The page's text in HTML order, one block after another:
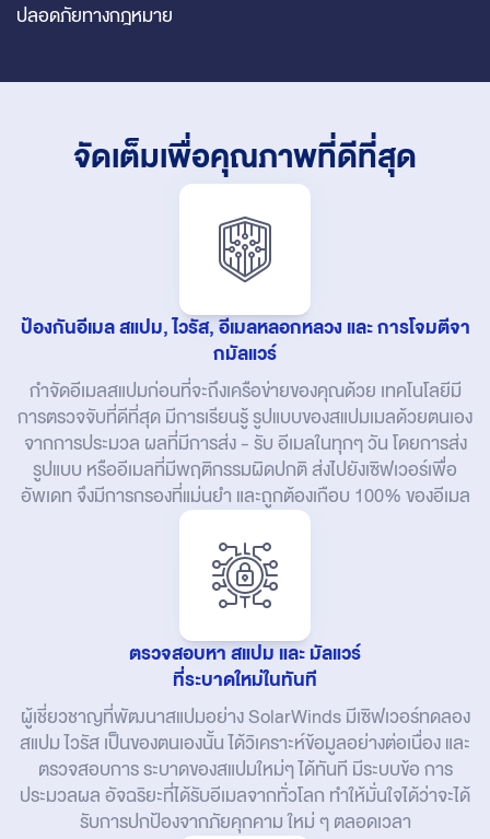
ปลอดภัยทางกฎหมาย
จัดเต็มเพื่อคุณภาพที่ดีที่สุด
ป้องกันอีเมล สแปม, ไวรัส, อีเมลหลอกหลวง และ การโจมตีจา
กมัลแวร์
กําจัดอีเมลสแปมก่อนที่จะถึงเครือข่ายของคุณด้วย เทคโนโลยีมี
การตรวจจับที่ดีที่สุด มีการเรียนรู้ รูปแบบของสแปมเมลด้วยตนเอง
จากการประมวล ผลที่มีการส่ง - รับ อีเมลในทุกๆ วัน โดยการส่ง
รูปแบบ หรืออีเมลที่มีพฤติกรรมผิดปกติ ส่งไปยังเซิฟเวอร์เพื่อ
อัพเดท จึงมีการกรองที่แม่นยำ และถูกต้องเกือบ 100% ของอีเมล
ตรวจสอบหา สแปม และ มัลแวร์
ที่ระบาดใหม่ในทันที
ผู้เชี่ยวชาญที่พัฒนาสแปมอย่าง SolarWinds มีเซิฟเวอร์ทดลอง
สแปม ไวรัส เป็นของตนเองนั้น ได้วิเคราะห์ข้อมูลอย่างต่อเนื่อง และ
ตรวจสอบการ ระบาดของสแปมใหม่ๆ ได้ทันที มีระบบข้อ การ
ประมวลผล อัจฉริยะที่ได้รับอีเมลจากทั่วโลก ทำให้มั่นใจได้ว่าจะได้
รับการปกป้องจากภัยคุกคาม ใหม่ ๆ ตลอดเวลา